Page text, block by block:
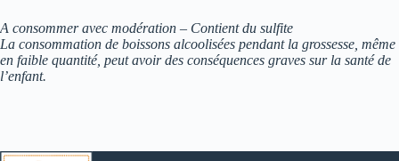
A consommer avec modération – Contient du sulfite
La consommation de boissons alcoolisées pendant la grossesse, même
en faible quantité, peut avoir des conséquences graves sur la santé de
l’enfant.